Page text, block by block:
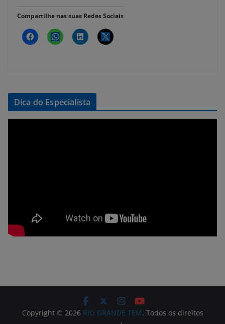
Compartilhe nas suas Redes Sociais
Dica do Especialista
Copyright © 2026 RIO GRANDE TEM. Todos os direitos